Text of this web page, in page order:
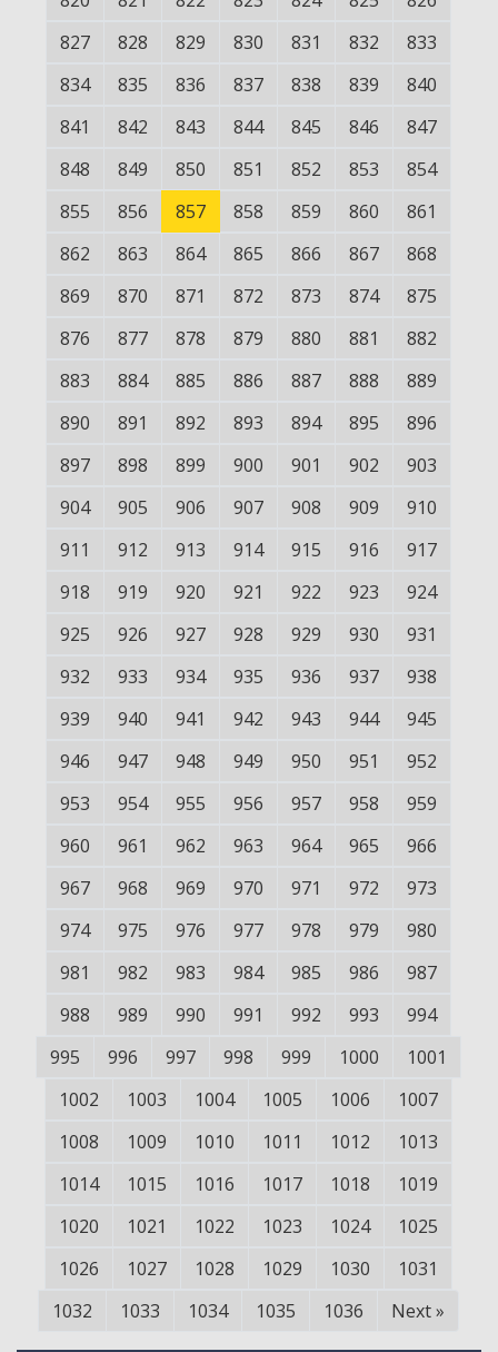
827
828 829 830 831 832
833
834
835 836 837 838 839
840
841
842 843 844 845 846
847
848
849 850 851 852 853
854
855
856 857 858 859 860
861
862
863 864 865 866 867
868
869
870 871 872 873 874
875
876
877 878 879 880 881
882
883
884 885 886 887 888
889
890
891 892 893 894 895
896
897
898 899 900 901 902
903
904
905 906 907 908 909
910
911
912 913 914 915 916
917
918
919 920 921 922 923
924
925
926 927 928 929 930
931
932
933 934 935 936 937
938
939
940 941 942 943 944
945
946
947 948 949 950 951
952
953
954 955 956 957 958
959
960
961 962 963 964 965
966
967
968 969 970 971 972
973
974
975 976 977 978 979
980
981
982 983 984 985 986
987
988
989 990 991 992 993
994
995
996 997 998 999 1000
1001
1002
1003 1004 1005 1006
1007
1008
1009 1010 1011 1012
1013
1014
1015 1016 1017 1018
1019
1020
1021 1022 1023 1024
1025
1026
1027 1028 1029 1030
1031
1032
1033 1034 1035 1036 Next»